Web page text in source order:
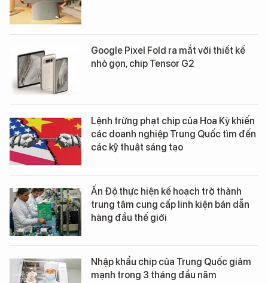
Google Pixel Fold ra mắt với thiết kế
nhỏ gọn, chip Tensor G2
Lệnh trừng phạt chip của Hoa Kỳ khiến
các doanh nghiệp Trung Quốc tìm đến
các kỹ thuật sáng tạo
Ấn Độ thực hiện kế hoạch trở thành
trung tâm cung cấp linh kiện bán dẫn
hàng đầu thế giới
Nhập khẩu chip của Trung Quốc giảm
mạnh trong 3 tháng đầu năm